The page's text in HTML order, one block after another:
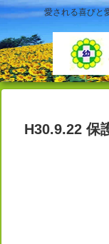
愛される喜びと
H30.9.22 保